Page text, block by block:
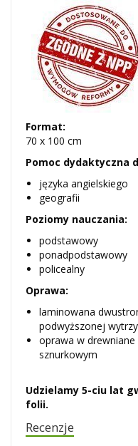
Format:
70 x 100 cm
Pomoc dydaktyczna
języka angielskiego
geografii
Poziomy nauczania:
podstawowy
ponadpodstawowy
policealny
Oprawa:
laminowana
podwyższonej
oprawa w drewniane
sznurkowym
Udzielamy 5-ciu lat
folii.
Recenzje